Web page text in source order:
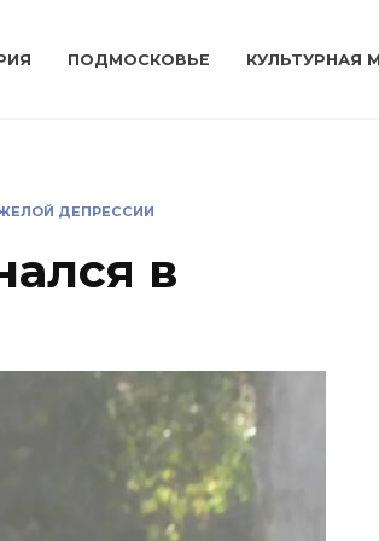
ПОДМОСКОВЬЕ КУЛЬТУРНАЯ
ДЕПРЕССИИ
в